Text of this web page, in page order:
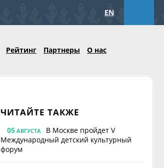
EN
Рейтинг Партнеры О нас
ЧИТАЙТЕ ТАКЖЕ
05АВГУСТА
В Москве пройдет V
Международный детский культурный
форум